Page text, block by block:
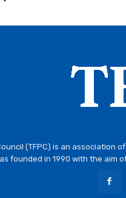
(TFPC) is an association
founded in 1990 with the